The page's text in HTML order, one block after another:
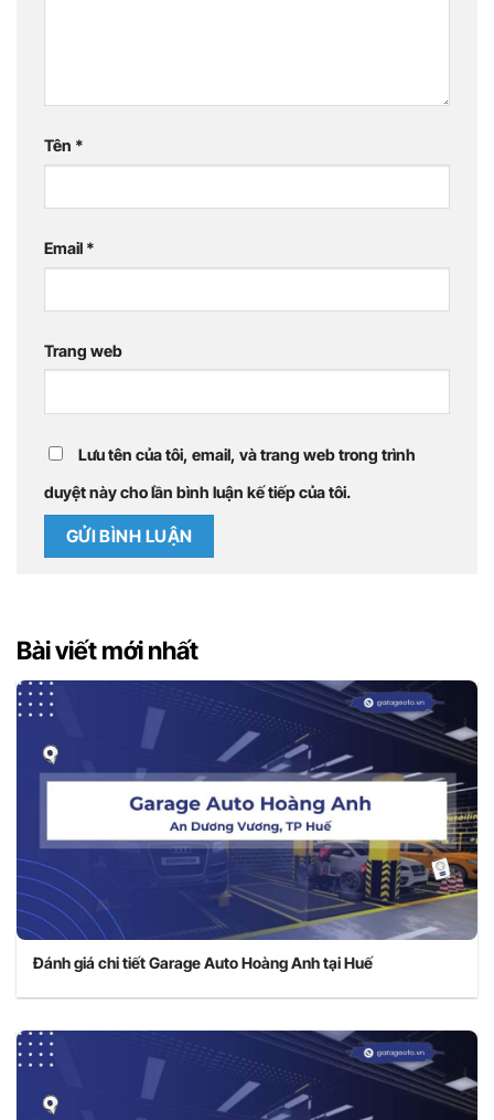
Tên *
Email *
Trang web
Lưu tên của tôi, email, và trang web trong trình
duyệt này cho lần bình luận kế tiếp của tôi.
Bài viết mới nhất
Đánh giá chi tiết Garage Auto Hoàng Anh tại Huế